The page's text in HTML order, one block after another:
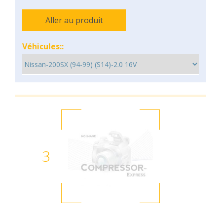
Aller au produit
Véhicules::
3